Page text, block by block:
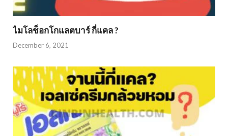
ไมโลช็อกโกแลตบาร์ กี่แคล ?
December 6, 2021